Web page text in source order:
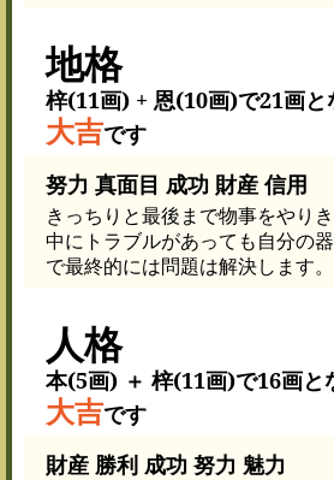
地格
梓(11画) + 恩(10画)で21画と
大吉です
努力 真面目 成功 財産 信用
きっちりと最後まで物事をやり
中にトラブルがあっても自分の
で最終的には問題は解決します。
人格
本(5画) ＋ 梓(11画)で16画と
大吉です
財産 勝利 成功 努力 魅力